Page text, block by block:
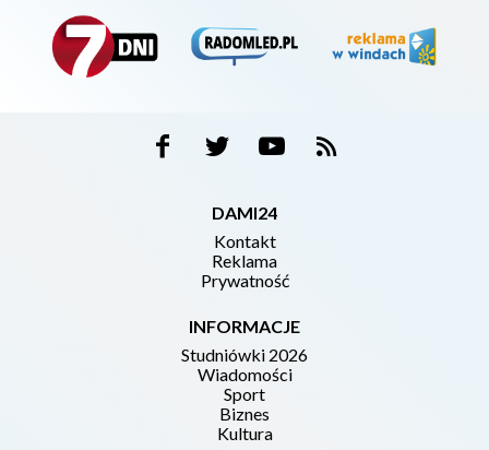
DAMI24
Kontakt
Reklama
Prywatność
INFORMACJE
Studniówki 2026
Wiadomości
Sport
Biznes
Kultura